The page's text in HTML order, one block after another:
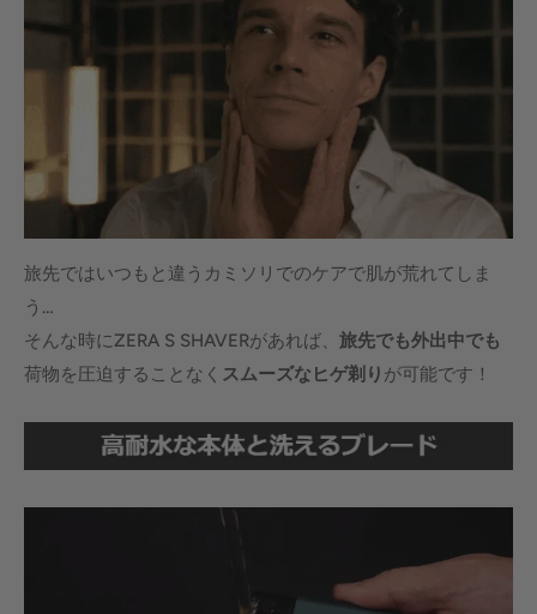
旅先ではいつもと違うカミソリでのケアで肌が荒れてしま
う…
そんな時にZERA S SHAVERがあれば、 旅先でも外出中でも
荷物を圧迫することなく スムーズなヒゲ剃り が可能です！